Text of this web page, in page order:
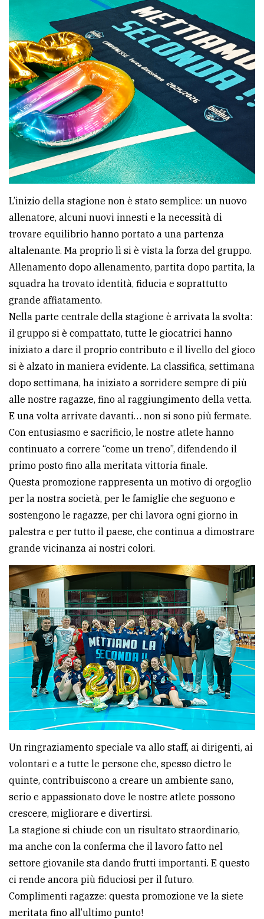
Cookie
policy
L’inizio della stagione non è stato semplice: un nuovo
allenatore, alcuni nuovi innesti e la necessità di
trovare equilibrio hanno portato a una partenza
altalenante. Ma proprio lì si è vista la forza del gruppo.
Allenamento dopo allenamento, partita dopo partita, la
squadra ha trovato identità, fiducia e soprattutto
grande affiatamento.
Nella parte centrale della stagione è arrivata la svolta:
il gruppo si è compattato, tutte le giocatrici hanno
iniziato a dare il proprio contributo e il livello del gioco
si è alzato in maniera evidente. La classifica, settimana
dopo settimana, ha iniziato a sorridere sempre di più
alle nostre ragazze, fino al raggiungimento della vetta.
E una volta arrivate davanti… non si sono più fermate.
Con entusiasmo e sacrificio, le nostre atlete hanno
continuato a correre “come un treno”, difendendo il
primo posto fino alla meritata vittoria finale.
Questa promozione rappresenta un motivo di orgoglio
per la nostra società, per le famiglie che seguono e
sostengono le ragazze, per chi lavora ogni giorno in
palestra e per tutto il paese, che continua a dimostrare
grande vicinanza ai nostri colori.
Un ringraziamento speciale va allo staff, ai dirigenti, ai
volontari e a tutte le persone che, spesso dietro le
quinte, contribuiscono a creare un ambiente sano,
serio e appassionato dove le nostre atlete possono
crescere, migliorare e divertirsi.
La stagione si chiude con un risultato straordinario,
ma anche con la conferma che il lavoro fatto nel
settore giovanile sta dando frutti importanti. E questo
ci rende ancora più fiduciosi per il futuro.
Complimenti ragazze: questa promozione ve la siete
meritata fino all’ultimo punto!